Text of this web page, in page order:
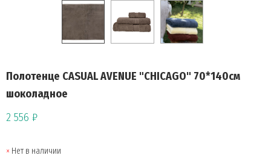
Полотенце CASUAL AVENUE "CHICAGO" 70*140см
шоколадное
2 556 ₽
Нет в наличии